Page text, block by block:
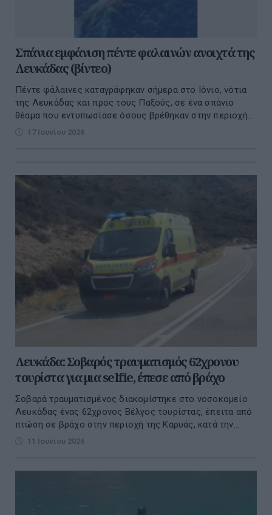
Σπάνια εμφάνιση πέντε φαλαινών ανοιχτά της
Λευκάδας (βίντεο)
Πέντε φάλαινες καταγράφηκαν σήμερα στο Ιόνιο, νότια
της Λευκάδας και προς τους Παξούς, σε ένα σπάνιο
θέαμα που εντυπωσίασε όσους βρέθηκαν στην περιοχή...
17 Ιουνίου 2026
Λευκάδα: Σοβαρός τραυματισμός 62χρονου
τουρίστα για μια selfie, έπεσε από βράχο
Σοβαρά τραυματισμένος διακομίστηκε στο νοσοκομείο
Λευκάδας ένας 62χρονος Βέλγος τουρίστας, έπειτα από
πτώση σε βράχο στην περιοχή της Καρυάς, κατά την...
11 Ιουνίου 2026